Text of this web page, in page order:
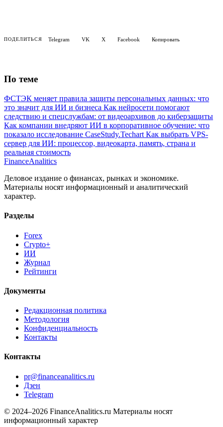
ФСТЭК меняет правила защиты персональных данных: что
это значит для ИИ и бизнеса
следствию и спецслужбам: от видеоархивов до киберзащиты
Как компании внедряют ИИ в корпоративное обучение: что
показало исследование CaseStudy.Techart Как выбрать VPS-
сервер для ИИ: процессор, видеокарта, память, страна и
реальная стоимость
FinanceAnalitics
Деловое издание о финансах, рынках и экономике.
Материалы носят информационный и аналитический
характер.
Разделы
Crypto+
ИИ
Журнал
Рейтинги
Документы
Методология
Конфиденциальность
Контакты
Контакты
Дзен
Telegram
© 2024–2026 FinanceAnalitics.ru
информационный характер